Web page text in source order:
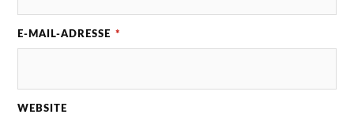
E-MAIL-ADRESSE *
WEBSITE